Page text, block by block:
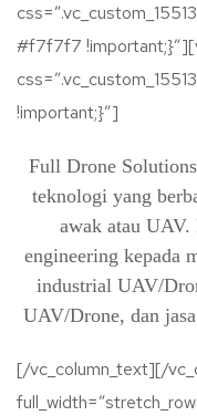
#f7f7f7
!important;}”]
Full Drone
teknologi yang
awak atau
engineering kepada
industrial UAV/
UAV/Drone, dan
[/vc_column_text][/